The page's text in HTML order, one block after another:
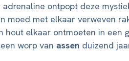
ontpopt deze
moed met elkaar verweven
hout elkaar ontmoeten in een
worp van assen duizend